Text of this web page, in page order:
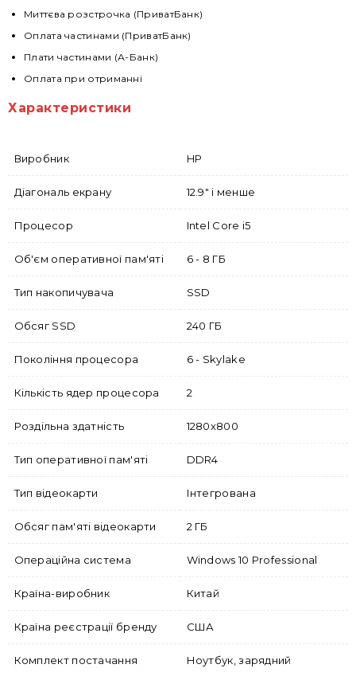
Миттєва розстрочка (ПриватБанк)
Оплата частинами (ПриватБанк)
Плати частинами (А-Банк)
Оплата при отриманні
Характеристики
Виробник HP
Діагональ екрану 12.9" і менше
Процесор Intel Core i5
Об'єм оперативної пам'яті 6 - 8 ГБ
Тип накопичувача SSD
Обсяг SSD 240 ГБ
Покоління процесора 6 - Skylake
Кількість ядер процесора 2
Роздільна здатність 1280х800
Тип оперативної пам'яті DDR4
Тип відеокарти Інтегрована
Обсяг пам'яті відеокарти 2 ГБ
Операційна система Windows 10 Professional
Країна-виробник Китай
Країна реєстрації бренду США
Комплект постачання
Ноутбук, зарядний